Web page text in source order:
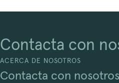
Contacta con
ACERCA DE NOSOTROS
Contacta con nosotros